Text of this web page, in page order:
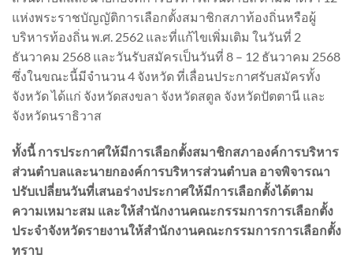
แห่งพระราชบัญญัติการเลือกตั้งสมาชิกสภาท้องถิ่นหรือผู้
บริหารท้องถิ่น พ.ศ. 2562 และที่แก้ไขเพิ่มเติม ในวันที่ 2
ธันวาคม 2568 และวันรับสมัครเป็นวันที่ 8 – 12 ธันวาคม 2568
ซึ่งในขณะนี้มีจำนวน 4 จังหวัด ที่เลื่อนประกาศรับสมัครทั้ง
จังหวัด ได้แก่ จังหวัดสงขลา จังหวัดสตูล จังหวัดปัตตานี และ
จังหวัดนราธิวาส
ทั้งนี้ การประกาศให้มีการเลือกตั้งสมาชิกสภาองค์การบริหาร
ส่วนตำบลและนายกองค์การบริหารส่วนตำบล อาจพิจารณา
ปรับเปลี่ยนวันที่เสนอร่างประกาศให้มีการเลือกตั้งได้ตาม
ความเหมาะสม และให้สำนักงานคณะกรรมการการเลือกตั้ง
ประจำจังหวัดรายงานให้สำนักงานคณะกรรมการการเลือกตั้ง
ทราบ